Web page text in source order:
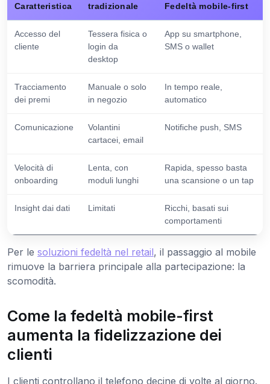
Caratteristica
tradizionale
Fedeltà mobile-first
Accesso del
cliente
Tessera fisica o
login da
desktop
App su smartphone,
SMS o wallet
Tracciamento
dei premi
Manuale o solo
in negozio
In tempo reale,
automatico
Comunicazione
Volantini
cartacei, email
Notifiche push, SMS
Velocità di
onboarding
Lenta, con
moduli lunghi
Rapida, spesso basta
una scansione o un tap
Insight dai dati Limitati
Ricchi, basati sui
comportamenti
Per le soluzioni fedeltà nel retail, il passaggio al mobile
rimuove la barriera principale alla partecipazione: la
scomodità.
Come la fedeltà mobile-first
aumenta la fidelizzazione dei
clienti
I clienti controllano il telefono decine di volte al giorno.